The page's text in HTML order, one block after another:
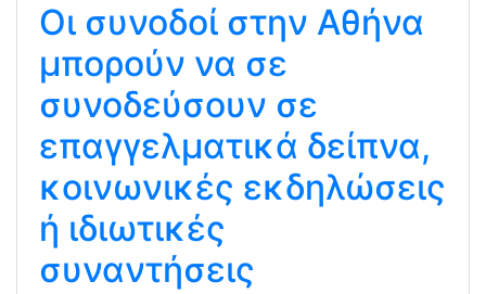
Οι συνοδοί στην Αθήνα
μπορούν να σε
συνοδεύσουν σε
επαγγελματικά δείπνα,
κοινωνικές εκδηλώσεις
ή ιδιωτικές
συναντήσεις